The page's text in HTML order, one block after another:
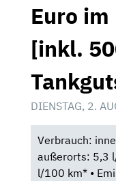
Euro
[inkl.
DIENSTAG, 2.
Verbrauch:
außerorts: 5,3
l/100 km* •